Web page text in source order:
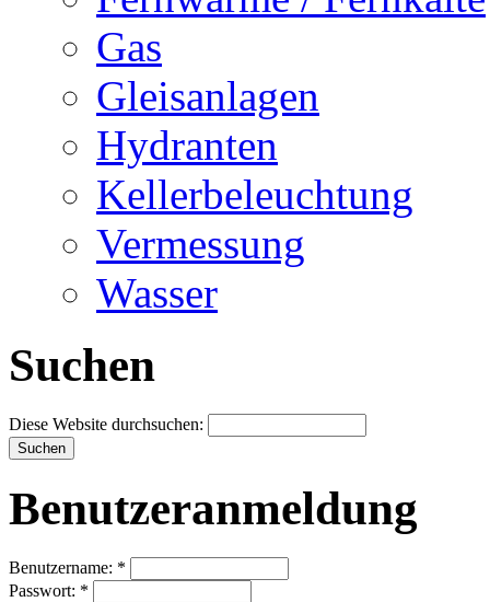
Gas
Gleisanlagen
Hydranten
Kellerbeleuchtung
Vermessung
Wasser
Suchen
Diese Website durchsuchen:
Benutzeranmeldung
Benutzername: *
Passwort: *